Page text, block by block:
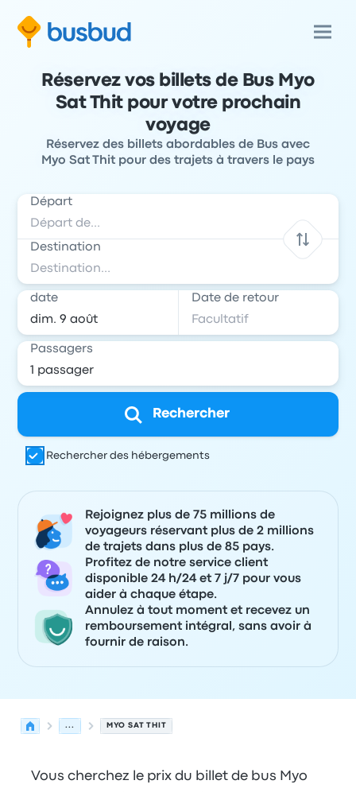
Réservez vos billets de Bus Myo
Sat Thit pour votre prochain
voyage
Réservez des billets abordables de Bus avec
Myo Sat Thit pour des trajets à travers le pays
Départ
Destination
date Date de retour
Passagers
Rechercher
Rechercher des hébergements
Rejoignez plus de 75 millions de
voyageurs réservant plus de 2 millions
de trajets dans plus de 85 pays.
Profitez de notre service client
disponible 24 h/24 et 7 j/7 pour vous
aider à chaque étape.
Annulez à tout moment et recevez un
remboursement intégral, sans avoir à
fournir de raison.
... MYO SAT THIT
Vous cherchez le prix du billet de bus Myo